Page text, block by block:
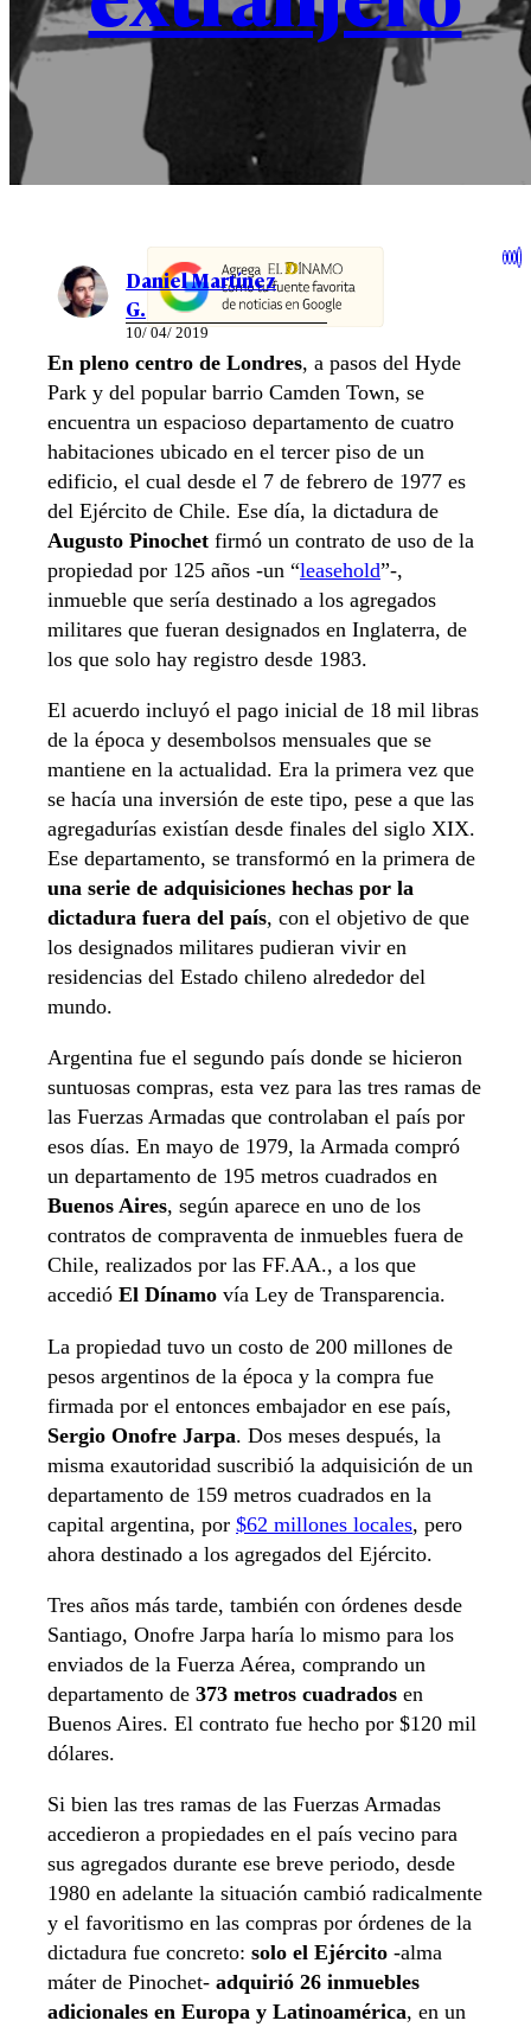
Daniel Martí­nez
G.
10/ 04/ 2019
En pleno centro de Londres, a pasos del Hyde
Park y del popular barrio Camden Town, se
encuentra un espacioso departamento de cuatro
habitaciones ubicado en el tercer piso de un
edificio, el cual desde el 7 de febrero de 1977 es
del Ejército de Chile. Ese día, la dictadura de
Augusto Pinochet firmó un contrato de uso de la
propiedad por 125 años -un “leasehold”-,
inmueble que sería destinado a los agregados
militares que fueran designados en Inglaterra, de
los que solo hay registro desde 1983.
El acuerdo incluyó el pago inicial de 18 mil libras
de la época y desembolsos mensuales que se
mantiene en la actualidad. Era la primera vez que
se hacía una inversión de este tipo, pese a que las
agregadurías existían desde finales del siglo XIX.
Ese departamento, se transformó en la primera de
una serie de adquisiciones hechas por la
dictadura fuera del país, con el objetivo de que
los designados militares pudieran vivir en
residencias del Estado chileno alrededor del
mundo.
Argentina fue el segundo país donde se hicieron
suntuosas compras, esta vez para las tres ramas de
las Fuerzas Armadas que controlaban el país por
esos días. En mayo de 1979, la Armada compró
un departamento de 195 metros cuadrados en
Buenos Aires, según aparece en uno de los
contratos de compraventa de inmuebles fuera de
Chile, realizados por las FF.AA., a los que
accedió El Dínamo vía Ley de Transparencia.
La propiedad tuvo un costo de 200 millones de
pesos argentinos de la época y la compra fue
firmada por el entonces embajador en ese país,
Sergio Onofre Jarpa. Dos meses después, la
misma exautoridad suscribió la adquisición de un
departamento de 159 metros cuadrados en la
capital argentina, por $62 millones locales, pero
ahora destinado a los agregados del Ejército.
Tres años más tarde, también con órdenes desde
Santiago, Onofre Jarpa haría lo mismo para los
enviados de la Fuerza Aérea, comprando un
departamento de 373 metros cuadrados en
Buenos Aires. El contrato fue hecho por $120 mil
dólares.
Si bien las tres ramas de las Fuerzas Armadas
accedieron a propiedades en el país vecino para
sus agregados durante ese breve periodo, desde
1980 en adelante la situación cambió radicalmente
y el favoritismo en las compras por órdenes de la
dictadura fue concreto: solo el Ejército -alma
máter de Pinochet- adquirió 26 inmuebles
adicionales en Europa y Latinoamérica, en un